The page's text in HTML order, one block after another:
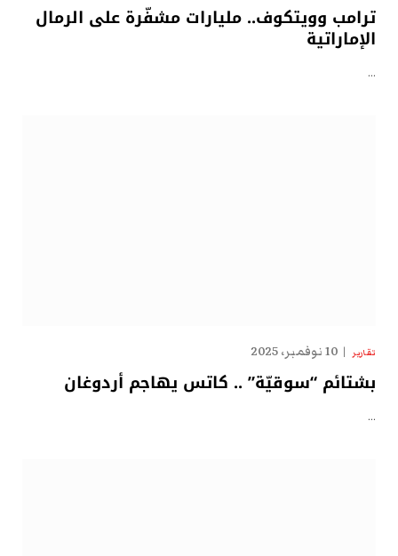
ترامب وويتكوف.. مليارات مشفّرة على الرمال
الإماراتية
…
تقارير 10 نوفمبر، 2025
بشتائم “سوقيّة” .. كاتس يهاجم أردوغان
…